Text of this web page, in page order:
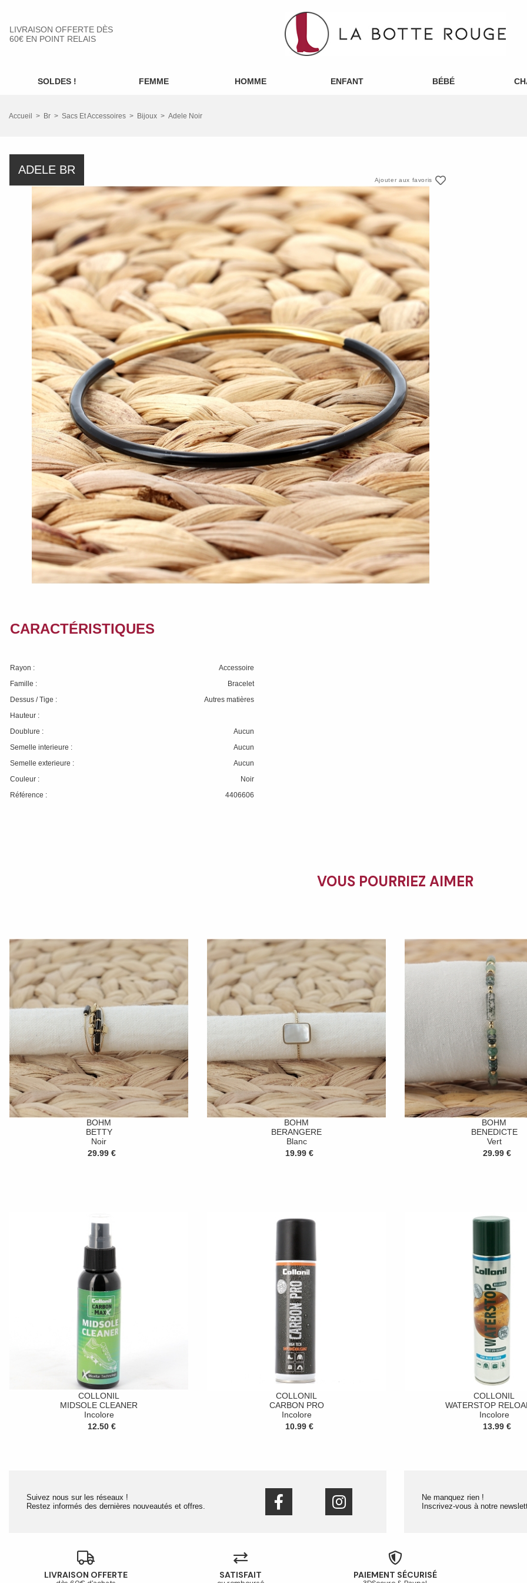
LIVRAISON OFFERTE DÈS
60€ EN POINT RELAIS
SOLDES ! FEMME HOMME ENFANT BÉBÉ
Accueil Br Sacs Et Accessoires Bijoux Adele Noir
ADELE BR
Ajouter aux favoris
CARACTÉRISTIQUES
Rayon :
Accessoire
Famille :
Bracelet
Dessus / Tige :
Autres matières
Hauteur :
Doublure :
Aucun
Semelle interieure :
Aucun
Semelle exterieure :
Aucun
Couleur :
Noir
Référence :
4406606
VOUS POURRIEZ AIMER
BOHM
BETTY
Noir
29.99 €
BOHM
BERANGERE
Blanc
19.99 €
BOHM
BENEDICTE
Vert
29.99 €
COLLONIL
MIDSOLE CLEANER
Incolore
12.50 €
COLLONIL
CARBON PRO
Incolore
10.99 €
COLLONIL
WATERSTOP
Incolore
13.99 €
Suivez nous sur les réseaux !
Restez informés des dernières nouveautés et offres.
Ne manquez rien !
Inscrivez-vous à notre
LIVRAISON OFFERTE SATISFAIT PAIEMENT SÉCURISÉ